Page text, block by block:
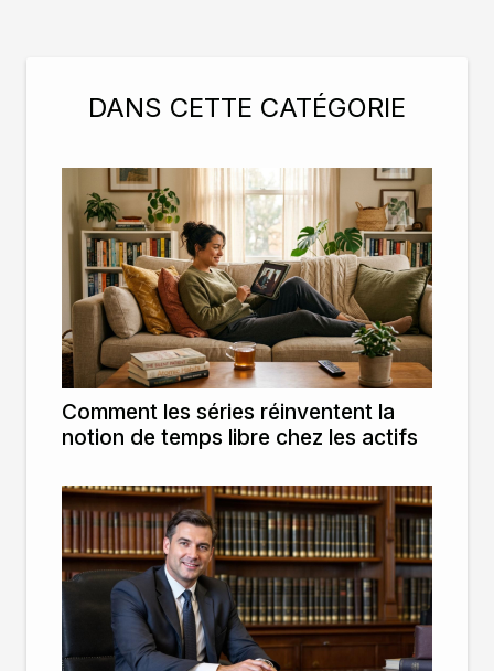
DANS CETTE CATÉGORIE
Comment les séries réinventent la
notion de temps libre chez les actifs